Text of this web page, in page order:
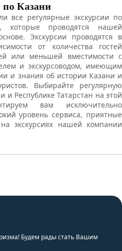
по Казани
все регулярные экскурсии по
проводятся нашей
Экскурсии проводятся в
от количества гостей
или меньшей вместимости с
и экскурсоводом, имеющим
и знания об истории Казани и
Выбирайте регулярную
и Республике Татарстан на этой
вам исключительно
уровень сервиса, приятные
экскурсиях нашей компании
Будем рады стать Вашим